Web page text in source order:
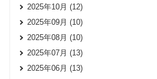
2025年10月 (12)
2025年09月 (10)
2025年08月 (10)
2025年07月 (13)
2025年06月 (13)